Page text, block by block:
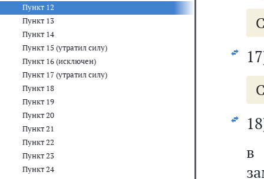
Пункт 12
Пункт 13
Пункт 14
Пункт 15 (утратил силу)
Пункт 16 (исключен)
Пункт 17 (утратил силу)
Пункт 18
Пункт 19
Пункт 20
Пункт 21
Пункт 22
Пункт 23
Пункт 24